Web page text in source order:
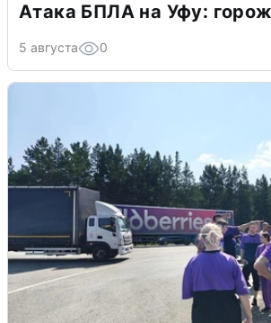
Атака БПЛА на Уфу:
5 августа 0